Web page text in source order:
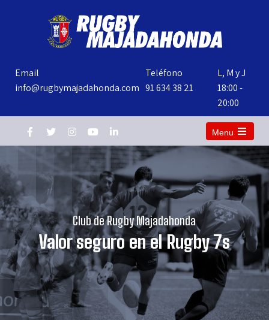
Email
info@rugbymajadahonda.com
Teléfono
91 634 38 21
L, M y J
18:00 -
20:00
Menu
Club de Rugby Majadahonda
Valor seguro en el Rugby 7s